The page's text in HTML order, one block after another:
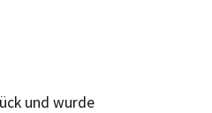
und wurde